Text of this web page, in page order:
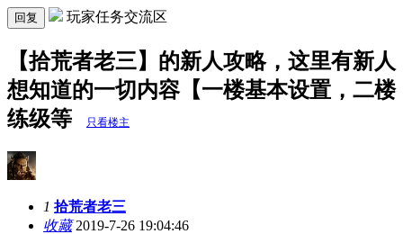
回复 玩家任务交流区
【拾荒者老三】的新人攻略，这里有新人
想知道的一切内容【一楼基本设置，二楼
练级等
只看楼主
1 拾荒者老三
收藏2019-7-26 19:04:46